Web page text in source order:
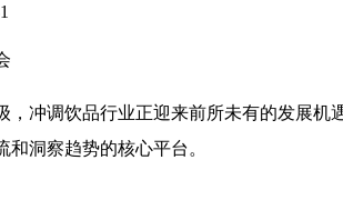
，冲调饮品行业正迎来前所未有的发展机
洞察趋势的核心平台。